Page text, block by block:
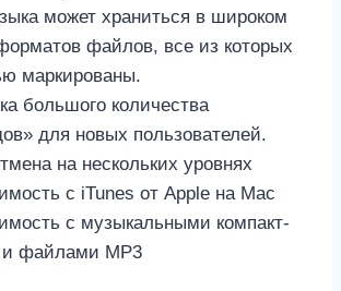
может храниться в широком
файлов, все из которых
маркированы.
большого количества
для новых пользователей.
на нескольких уровнях
с iTunes от Apple на Mac
с музыкальными компакт-
файлами MP3